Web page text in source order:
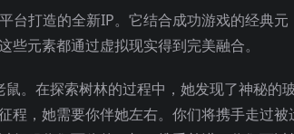
台打造的全新IP。它结合成功游戏的经典元
元素都通过虚拟现实得到完美融合。
。在探索树林的过程中，她发现了神秘的
程，她需要你伴她左右。你们将携手走过被